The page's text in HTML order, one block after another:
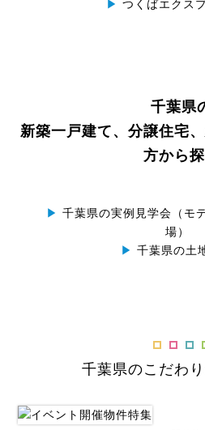
▶ つくばエクス
千葉県
新築一戸建て、分譲住宅
方から
▶ 千葉県の実例見学会（モ
場）
▶ 千葉県の土
千葉県のこだわ